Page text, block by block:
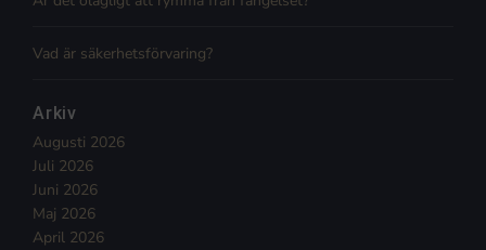
Vad är säkerhetsförvaring?
Arkiv
Augusti 2026
Juli 2026
Juni 2026
Maj 2026
April 2026